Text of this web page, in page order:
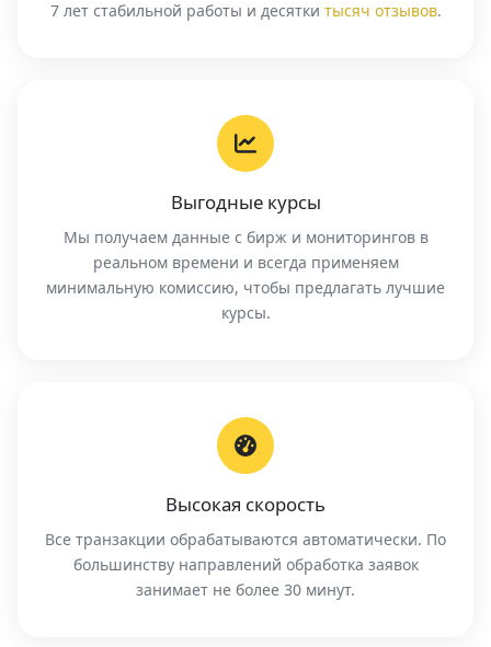
7 лет стабильной работы и десятки тысяч отзывов.
Выгодные курсы
Мы получаем данные с бирж и мониторингов в
реальном времени и всегда применяем
минимальную комиссию, чтобы предлагать лучшие
курсы.
Высокая скорость
Все транзакции обрабатываются автоматически. По
большинству направлений обработка заявок
занимает не более 30 минут.